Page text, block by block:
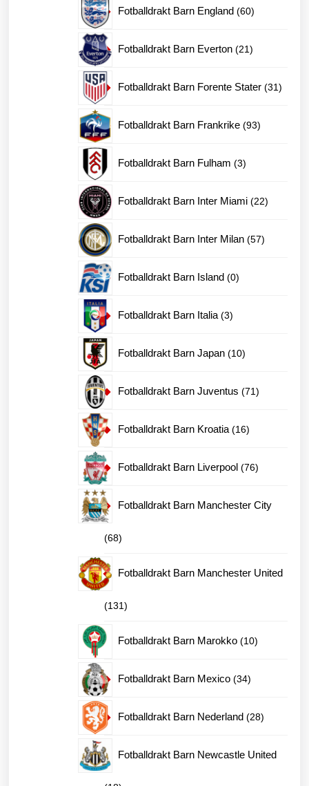
Fotballdrakt Barn England 6060
Fotballdrakt Barn Everton 2121
Fotballdrakt Barn Forente Stater 3131
Fotballdrakt Barn Frankrike 9393
Fotballdrakt Barn Fulham 33
Fotballdrakt Barn Inter Miami 2222
Fotballdrakt Barn Inter Milan 5757
Fotballdrakt Barn Island 00
Fotballdrakt Barn Italia 33
Fotballdrakt Barn Japan 1010
Fotballdrakt Barn Juventus 7171
Fotballdrakt Barn Kroatia 1616
Fotballdrakt Barn Liverpool 7676
Fotballdrakt Barn Manchester City
6868
produkter
Fotballdrakt Barn Manchester United
131131
produkter
Fotballdrakt Barn Marokko 1010
Fotballdrakt Barn Mexico 3434
Fotballdrakt Barn Nederland 2828
Fotballdrakt Barn Newcastle United